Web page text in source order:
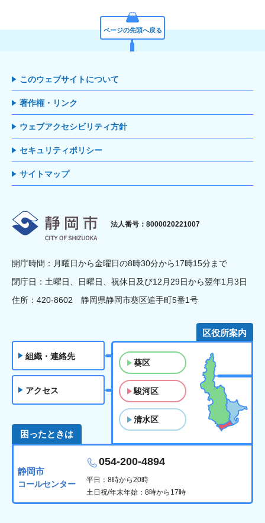
ページの先頭へ戻る
このウェブサイトについて
著作権・リンク
ウェブアクセシビリティ方針
セキュリティポリシー
サイトマップ
静岡市
法人番号：8000020221007
開庁時間：月曜日から金曜日の8時30分から17時15分まで
閉庁日：土曜日、日曜日、祝休日及び12月29日から翌年1月3日
住所：420-8602 静岡県静岡市葵区追手町5番1号
組織・連絡先
アクセス
区役所案内
葵区
駿河区
清水区
困ったときは
静岡市
コールセンター
054-200-4894
平日：8時から20時
土日祝/年末年始：8時から17時